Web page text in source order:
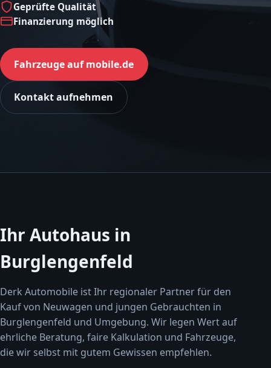
Geprüfte Qualität
Finanzierung möglich
Fahrzeuge auf mobile.de
Kontakt aufnehmen
Ihr Autohaus in
Burglengenfeld
Derk Automobile ist Ihr regionaler Partner für den
Kauf von Neuwagen und jungen Gebrauchten in
Burglengenfeld und Umgebung. Wir legen Wert auf
ehrliche Beratung, faire Kalkulation und Fahrzeuge,
die wir selbst mit gutem Gewissen empfehlen.